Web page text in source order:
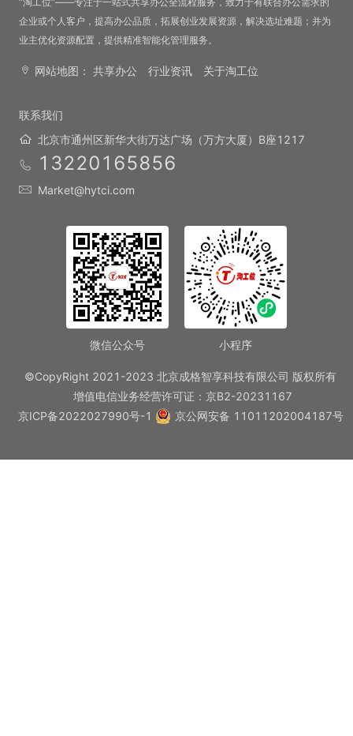
企业或个人客户，提高办公品质，拓展创业发展资源，解决选址难题；并为
业主优化资源配置，提供精准智能化管理服务。
网站地图： 共享办公 行业资讯 关于淘工位
联系我们
北京市通州区新华大街万达广场（万方大厦）B座1217
13220165856
Market@hytci.com
微信公众号 小程序
©CopyRight 2021-2023 北京成格智享科技有限公司 版权所有
增值电信业务经营许可证：京B2-20231167
京ICP备2022027990号-1
京公网安备 11011202004187号